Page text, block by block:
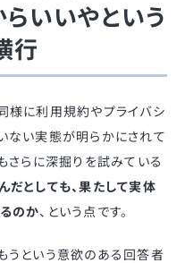
いいやという
行
様に利用規約やプライバシ
ない実態が明らかにされて
さらに深掘りを試みている
としても、果たして実体
のか、という点です。
うという意欲のある回答者